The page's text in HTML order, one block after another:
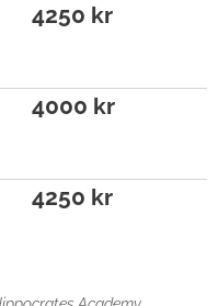
4250 kr
4000 kr
4250 kr